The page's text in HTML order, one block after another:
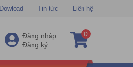
Dowload Tin tức Liên hệ
Đăng nhập
Đăng ký
0